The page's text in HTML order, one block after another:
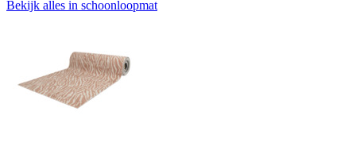
Bekijk alles in schoonloopmat